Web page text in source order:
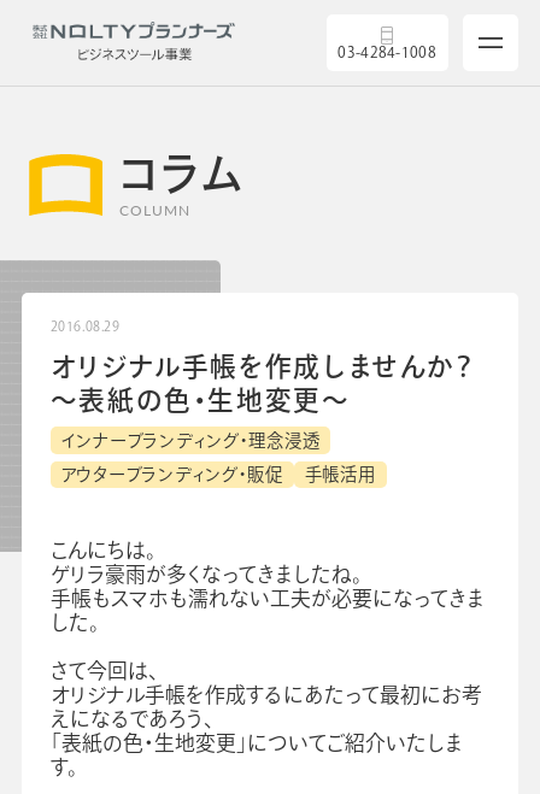
03-4284-1008
5つの強み
導入実績
よくあるご質問
手帳・カレンダー商品
におけるSDGsの取組み
資料ダウンロード
ビジネスベーシックダイアリー
コラム
COLUMN
2016.08.29
オリジナル手帳を作成しませんか？
～表紙の色・生地変更～
インナーブランディング・理念浸透
アウターブランディング・販促
手帳活用
こんにちは。
ゲリラ豪雨が多くなってきましたね。
手帳もスマホも濡れない工夫が必要になってきま
した。
さて今回は、
オリジナル手帳を作成するにあたって最初にお考
えになるであろう、
「表紙の色・生地変更」についてご紹介いたしま
す。